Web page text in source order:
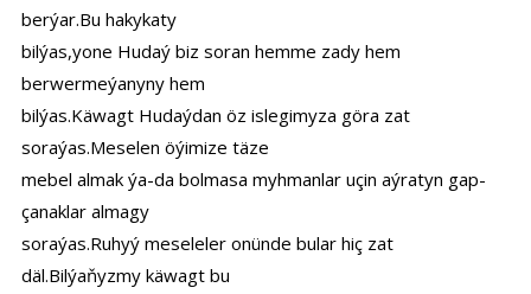
berýar.Bu hakykaty
bilýas,yone Hudaý biz soran hemme zady hem
berwermeýanyny hem
bilýas.Käwagt Hudaýdan öz islegimyza göra zat
soraýas.Meselen öýimize täze
mebel almak ýa-da bolmasa myhmanlar uçin aýratyn gap-
çanaklar almagy
soraýas.Ruhyý meseleler onünde bular hiç zat
däl.Bilýaňyzmy käwagt bu